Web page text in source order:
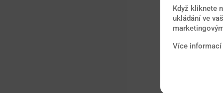
Když kliknete
ukládání ve
Více